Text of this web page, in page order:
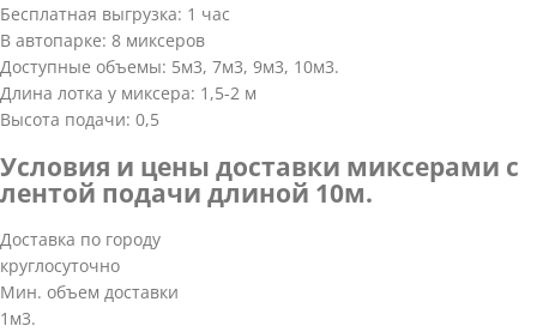
Бесплатная выгрузка: 1 час
В автопарке: 8 миксеров
Доступные объемы: 5м3, 7м3, 9м3, 10м3.
Длина лотка у миксера: 1,5-2 м
Высота подачи: 0,5
Условия и цены доставки миксерами с
лентой подачи длиной 10м.
Доставка по городу
круглосуточно
Мин. объем доставки
1м3.